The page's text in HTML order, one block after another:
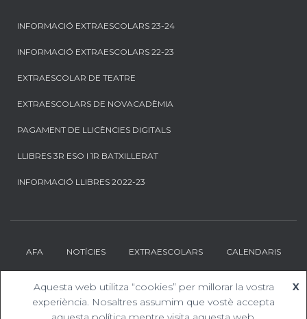
INFORMACIÓ EXTRAESCOLARS 23-24
INFORMACIÓ EXTRAESCOLARS 22-23
EXTRAESCOLAR DE TEATRE
EXTRAESCOLARS DE NOVACADÈMIA
PAGAMENT DE LLICÈNCIES DIGITALS
LLIBRES 3R ESO I 1R BATXILLERAT
INFORMACIÓ LLIBRES 2022-23
AFA NOTÍCIES EXTRAESCOLARS CALENDARIS
CONTACTE DESCARREGUES
Hestia | Desenvolupat per ThemeIsle
Aquesta web utilitza “cookies” per millorar la vostra
experiència. Nosaltres assumim que vostè accepta
X